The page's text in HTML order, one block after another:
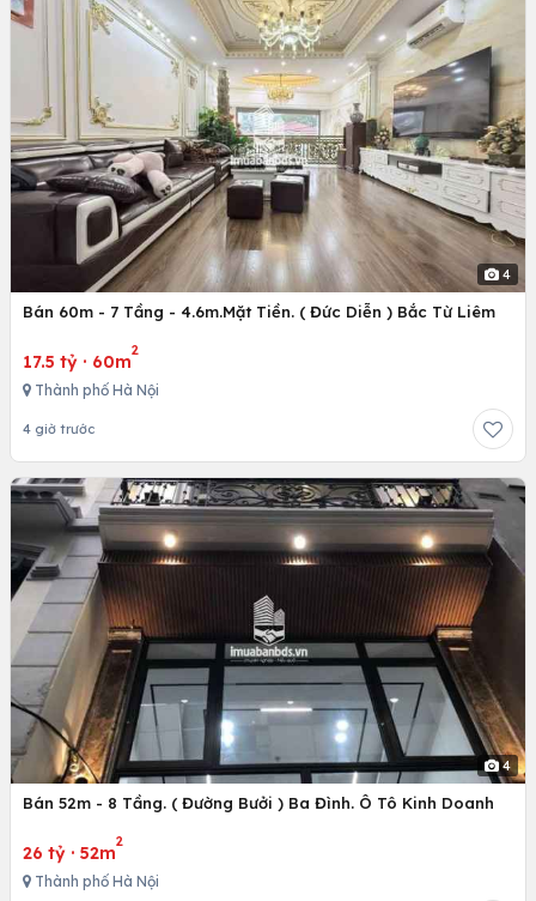
4
Bán 60m - 7 Tầng - 4.6m.Mặt Tiền. ( Đức Diễn ) Bắc Từ Liêm
17.5 tỷ · 60m
2
Thành phố Hà Nội
4 giờ trước
4
Bán 52m - 8 Tầng. ( Đường Bưởi ) Ba Đình. Ô Tô Kinh Doanh
26 tỷ · 52m
2
Thành phố Hà Nội